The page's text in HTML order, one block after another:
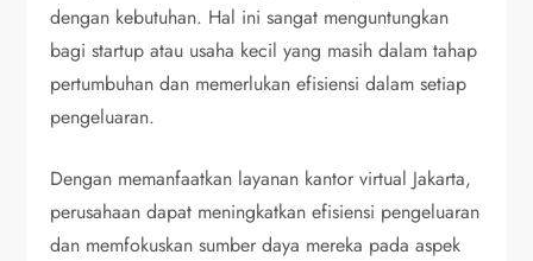
dengan kebutuhan. Hal ini sangat menguntungkan
bagi startup atau usaha kecil yang masih dalam tahap
pertumbuhan dan memerlukan efisiensi dalam setiap
pengeluaran.
Dengan memanfaatkan layanan kantor virtual Jakarta,
perusahaan dapat meningkatkan efisiensi pengeluaran
dan memfokuskan sumber daya mereka pada aspek